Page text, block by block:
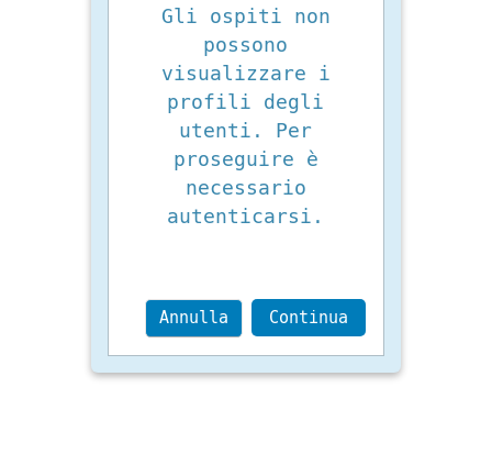
Gli ospiti non
possono
visualizzare i
profili degli
utenti. Per
proseguire è
necessario
autenticarsi.
Annulla Continua